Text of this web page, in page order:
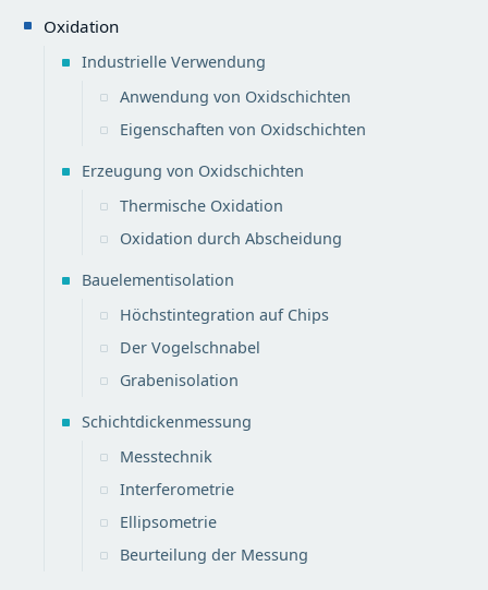
Oxidation
Industrielle Verwendung
Anwendung von Oxidschichten
Eigenschaften von Oxidschichten
Erzeugung von Oxidschichten
Thermische Oxidation
Oxidation durch Abscheidung
Bauelementisolation
Höchstintegration auf Chips
Der Vogelschnabel
Grabenisolation
Schichtdickenmessung
Messtechnik
Interferometrie
Ellipsometrie
Beurteilung der Messung